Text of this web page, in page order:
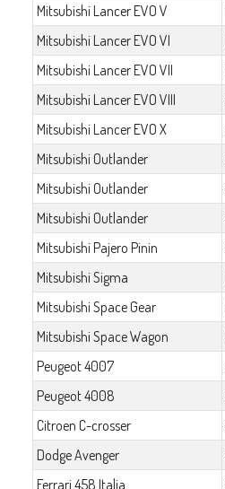
Mitsubishi Lancer EVO V
Mitsubishi Lancer EVO VI
Mitsubishi Lancer EVO VII
Mitsubishi Lancer EVO VIII
Mitsubishi Lancer EVO X
Mitsubishi Outlander
Mitsubishi Outlander
Mitsubishi Outlander
Mitsubishi Pajero Pinin
Mitsubishi Sigma
Mitsubishi Space Gear
Mitsubishi Space Wagon
Peugeot 4007
Peugeot 4008
Citroen C-crosser
Dodge Avenger
Ferrari 458 Italia